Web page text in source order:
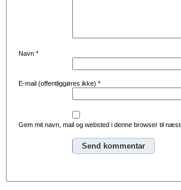
Navn *
E-mail (offentliggøres ikke) *
Gem mit navn, mail og websted i denne browser til